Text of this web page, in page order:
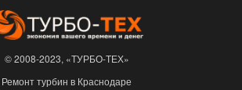
© 2008-2023, «ТУРБО-ТЕХ»
Ремонт турбин в Краснодаре